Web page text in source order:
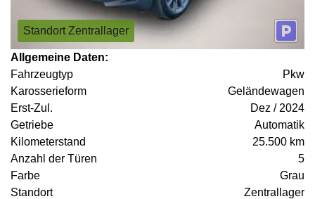
Standort Zentrallager
Allgemeine Daten:
Fahrzeugtyp
Pkw
Karosserieform
Geländewagen
Erst-Zul.
Dez / 2024
Getriebe
Automatik
Kilometerstand
25.500 km
Anzahl der Türen
5
Farbe
Grau
Standort
Zentrallager